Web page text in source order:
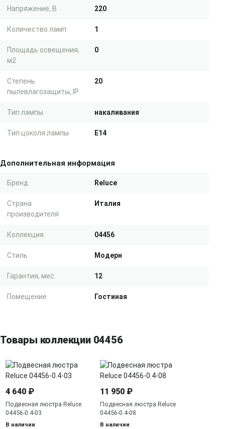
Напряжение, В 220
Количество ламп 1
Площадь освещения,
м2
0
Степень
пылевлагозащиты, IP
20
Тип лампы накаливания
Тип цоколя лампы E14
Дополнительная информация
Бренд Reluce
Страна
производителя
Италия
Коллекция 04456
Стиль Модерн
Гарантия, мес. 12
Помещение Гостиная
Товары коллекции 04456
4 640 ₽
Подвесная люстра Reluce
04456-0.4-03
В наличии
11 950 ₽
Подвесная люстра Reluce
04456-0.4-08
В наличии